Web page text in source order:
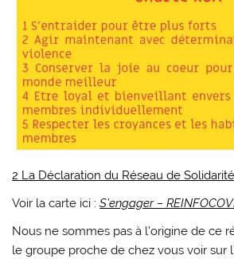
2 La Déclaration du Réseau de
Voir la carte ici :S’engager –
Nous ne sommes pas à l’origine de ce
le groupe proche de chez vous voir sur